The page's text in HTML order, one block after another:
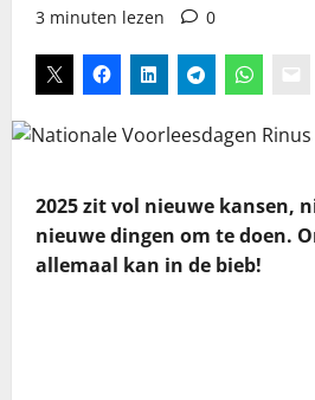
3 minuten lezen
0
2025 zit vol nieuwe kansen,
nieuwe dingen om te doen.
allemaal kan in de bieb!